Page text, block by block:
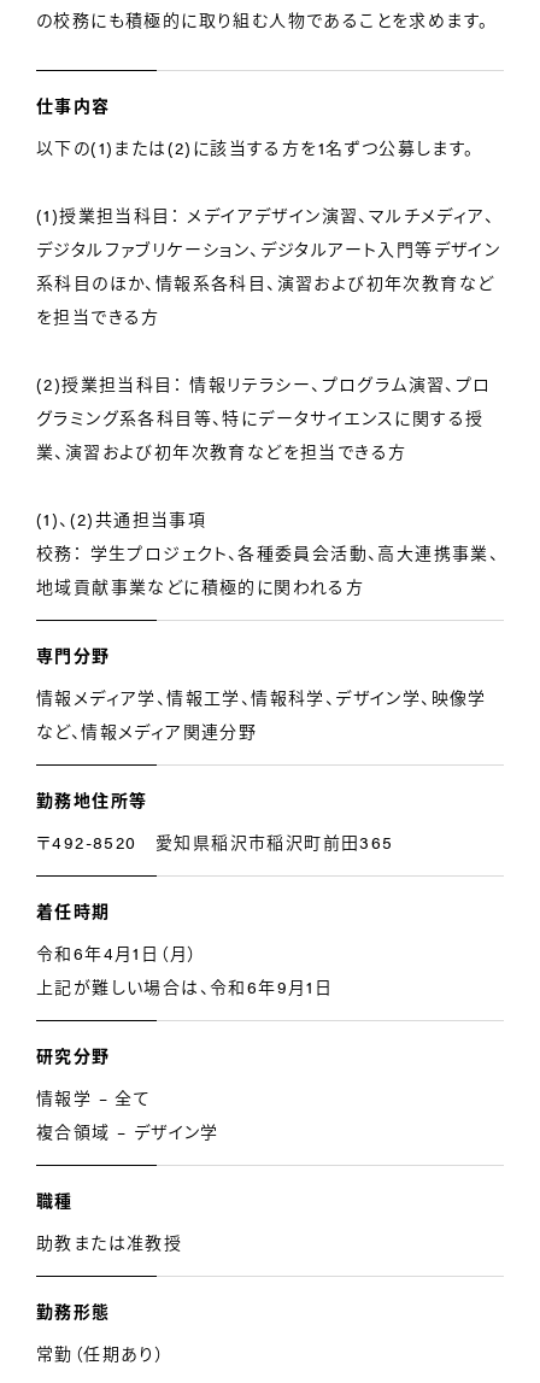
の校務にも積極的に取り組む人物であることを求めます。
仕事内容
以下の(1)または(2)に該当する方を1名ずつ公募します。
(1)授業担当科目： メデイアデザイン演習、マルチメディア、
デジタルファブリケーション、デジタルアート入門等デザイン
系科目のほか、情報系各科目、演習および初年次教育など
を担当できる方
(2)授業担当科目： 情報リテラシー、プログラム演習、プロ
グラミング系各科目等、特にデータサイエンスに関する授
業、演習および初年次教育などを担当できる方
(1)、(2)共通担当事項
校務： 学生プロジェクト、各種委員会活動、高大連携事業、
地域貢献事業などに積極的に関われる方
専門分野
情報メディア学、情報工学、情報科学、デザイン学、映像学
など、情報メディア関連分野
勤務地住所等
〒492-8520 愛知県稲沢市稲沢町前田365
着任時期
令和6年4月1日（月）
上記が難しい場合は、令和6年9月1日
研究分野
情報学 – 全て
複合領域 – デザイン学
職種
助教または准教授
勤務形態
常勤（任期あり）